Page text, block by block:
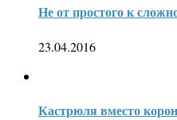
Не от простого к
23.04.2016
Кастрюля вместо